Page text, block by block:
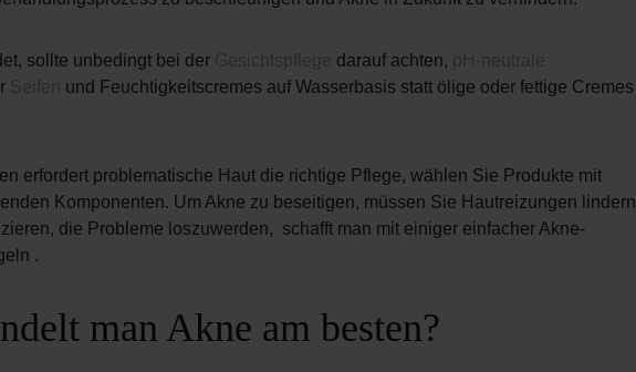
sollte unbedingt bei der Gesichtspflege darauf achten,
pH-neutrale
Seifen
und Feuchtigkeitscremes auf Wasserbasis statt ölige oder fettige Cremes
erfordert problematische Haut die richtige Pflege, wählen Sie Produkte mit
Komponenten. Um Akne zu beseitigen, müssen Sie Hautreizungen lindern
die Probleme loszuwerden, schafft man mit einiger einfacher Akne-
.
man Akne am besten?